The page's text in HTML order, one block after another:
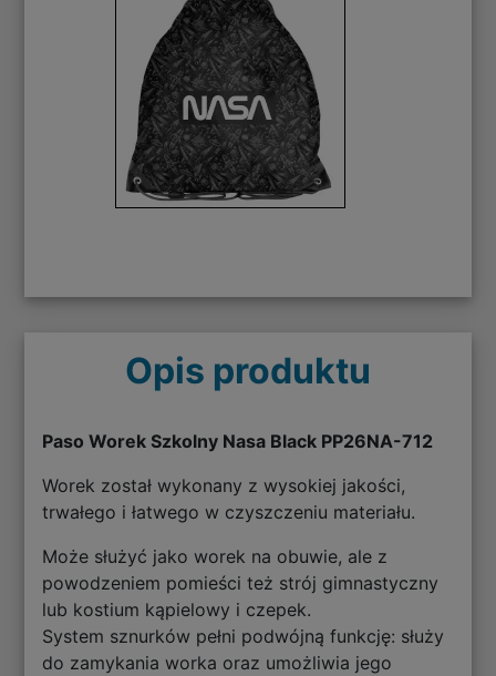
Opis produktu
Paso Worek Szkolny Nasa Black PP26NA-712
Worek został wykonany z wysokiej jakości,
trwałego i łatwego w czyszczeniu materiału.
Może służyć jako worek na obuwie, ale z
powodzeniem pomieści też strój gimnastyczny
lub kostium kąpielowy i czepek.
System sznurków pełni podwójną funkcję: służy
do zamykania worka oraz umożliwia jego